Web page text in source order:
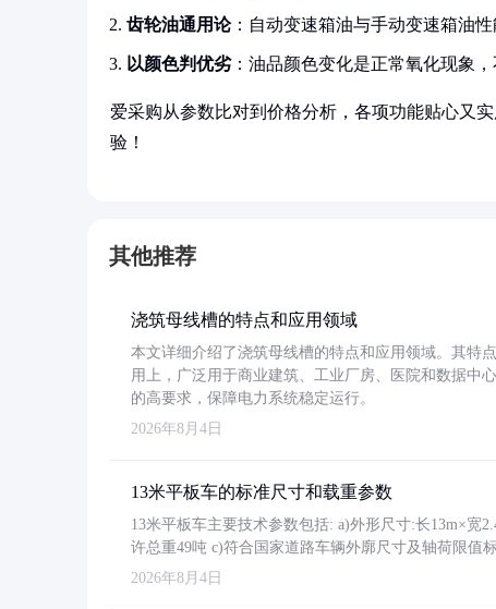
齿轮油通用论：自动变速箱油与手动变速箱油
以颜色判优劣：油品颜色变化是正常氧化现象
爱采购从参数比对到价格分析，各项功能贴心又
验！
其他推荐
浇筑母线槽的特点和应用领域
本文详细介绍了浇筑母线槽的特点和应用领域。其特
用上，广泛用于商业建筑、工业厂房、医院和数据中
的高要求，保障电力系统稳定运行。
2026年8月4日
13米平板车的标准尺寸和载重参数
13米平板车主要技术参数包括: a)外形尺寸:长13m×宽
许总重49吨 c)符合国家道路车辆外廓尺寸及轴荷限值
2026年8月4日